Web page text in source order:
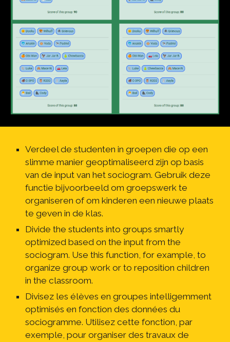
Verdeel de studenten in groepen die op een
slimme manier geoptimaliseerd zijn op basis
van de input van het sociogram. Gebruik deze
functie bijvoorbeeld om groepswerk te
organiseren of om kinderen een nieuwe plaats
te geven in de klas.
Divide the students into groups smartly
optimized based on the input from the
sociogram. Use this function, for example, to
organize group work or to reposition children
in the classroom.
Divisez les élèves en groupes intelligemment
optimisés en fonction des données du
sociogramme. Utilisez cette fonction, par
exemple, pour organiser des travaux de